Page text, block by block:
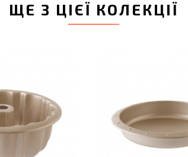
ЩЕ З ЦІЄЇ КОЛЕКЦІЇ